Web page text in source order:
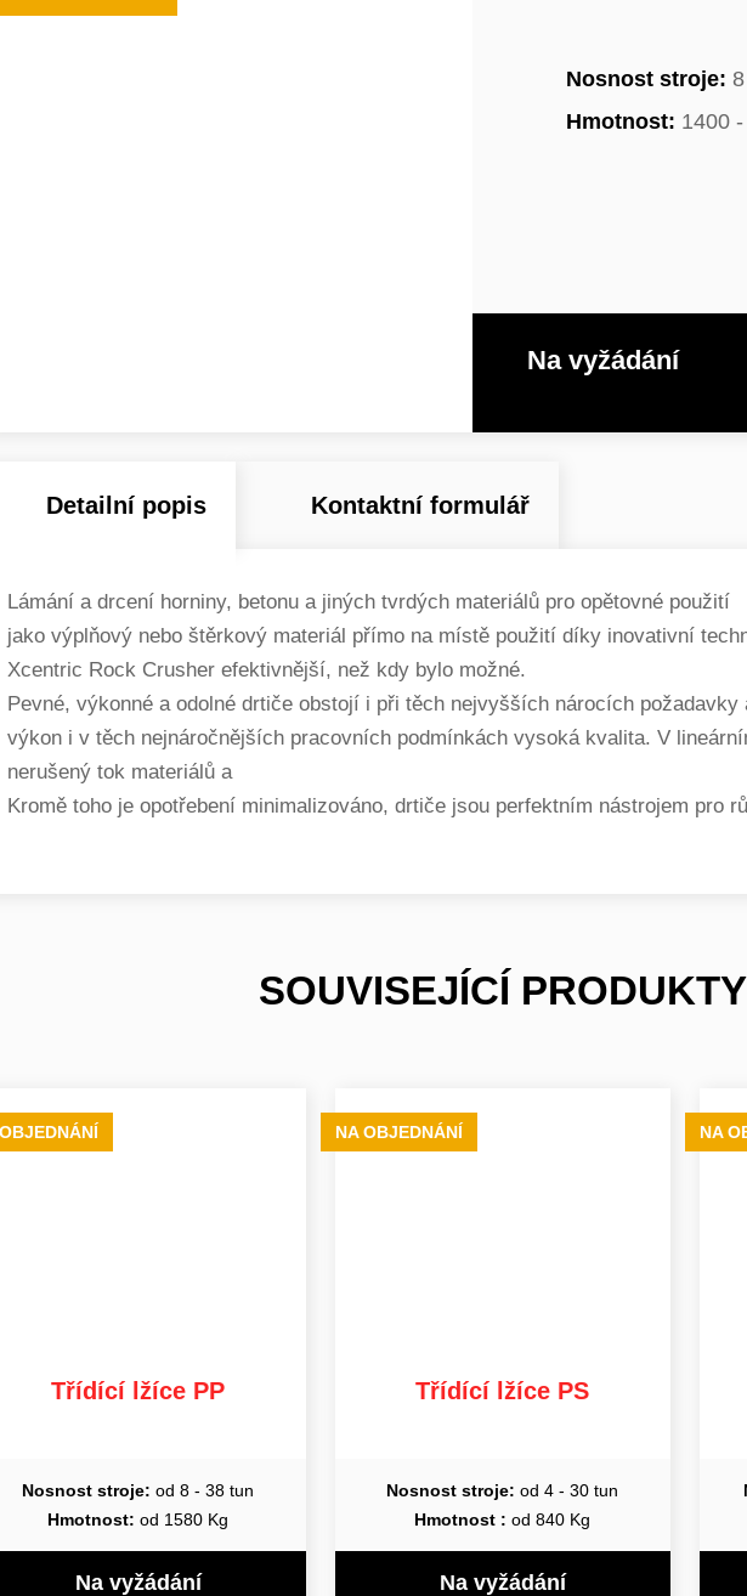
Nosnost stroje:
Hmotnost: 1400
Na vyžádání
Detailní popis Kontaktní formulář
Lámání a drcení horniny, betonu a jiných tvrdých materiálů pro opětovné použití
jako výplňový nebo štěrkový materiál přímo na místě použití díky inovativní
Xcentric Rock Crusher efektivnější, než kdy bylo možné.
Pevné, výkonné a odolné drtiče obstojí i při těch nejvyšších nárocích
výkon i v těch nejnáročnějších pracovních podmínkách vysoká kvalita. V
nerušený tok materiálů a
Kromě toho je opotřebení minimalizováno, drtiče jsou perfektním nástrojem pro
SOUVISEJÍCÍ PRODUKTY
Třídící lžíce PP
Nosnost stroje: od 8 - 38 tun
Hmotnost: od 1580 Kg
Na vyžádání
NA OBJEDNÁNÍ
Třídící lžíce PS
Nosnost stroje: od 4 - 30 tun
Hmotnost : od 840 Kg
Na vyžádání
NA